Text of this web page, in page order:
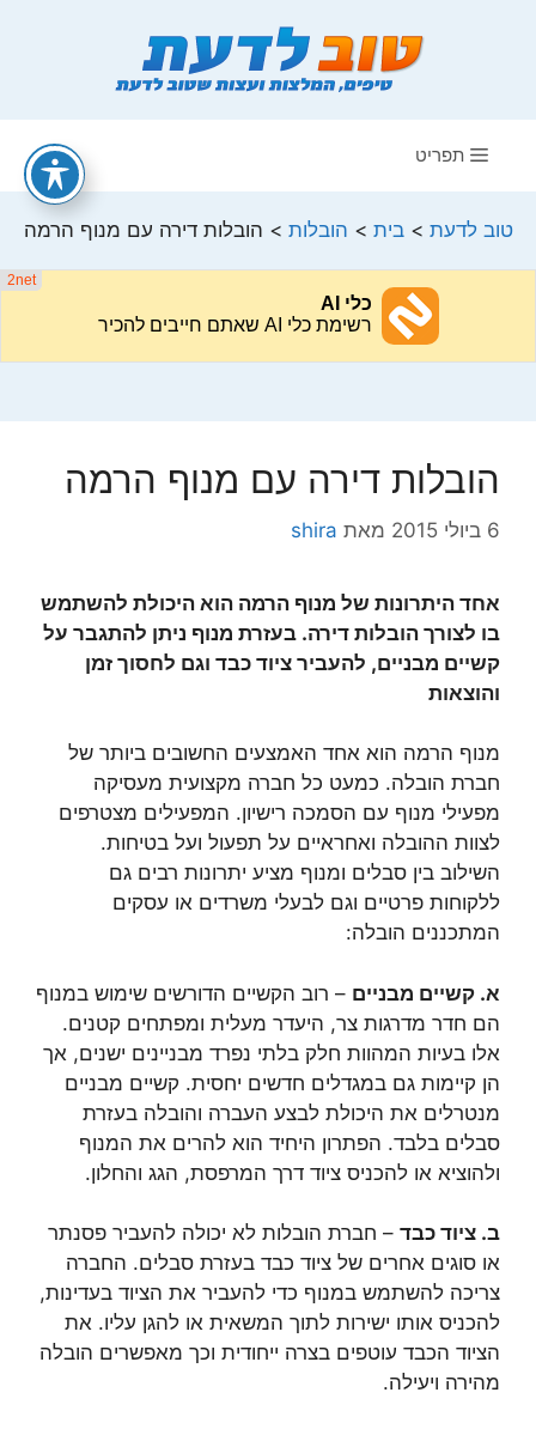
תפריט
טוב לדעת >בית > הובלות > הובלות דירה עם מנוף הרמה
הובלות דירה עם מנוף הרמה
6 ביולי 2015 מאת shira
אחד היתרונות של מנוף הרמה הוא היכולת להשתמש
בו לצורך הובלות דירה. בעזרת מנוף ניתן להתגבר על
קשיים מבניים, להעביר ציוד כבד וגם לחסוך זמן
והוצאות
מנוף הרמה הוא אחד האמצעים החשובים ביותר של
חברת הובלה. כמעט כל חברה מקצועית מעסיקה
מפעילי מנוף עם הסמכה רישיון. המפעילים מצטרפים
לצוות ההובלה ואחראיים על תפעול ועל בטיחות.
השילוב בין סבלים ומנוף מציע יתרונות רבים גם
ללקוחות פרטיים וגם לבעלי משרדים או עסקים
המתכננים הובלה:
א. קשיים מבניים – רוב הקשיים הדורשים שימוש במנוף
הם חדר מדרגות צר, היעדר מעלית ומפתחים קטנים.
אלו בעיות המהוות חלק בלתי נפרד מבניינים ישנים, אך
הן קיימות גם במגדלים חדשים יחסית. קשיים מבניים
מנטרלים את היכולת לבצע העברה והובלה בעזרת
סבלים בלבד. הפתרון היחיד הוא להרים את המנוף
ולהוציא או להכניס ציוד דרך המרפסת, הגג והחלון.
ב. ציוד כבד – חברת הובלות לא יכולה להעביר פסנתר
או סוגים אחרים של ציוד כבד בעזרת סבלים. החברה
צריכה להשתמש במנוף כדי להעביר את הציוד בעדינות,
להכניס אותו ישירות לתוך המשאית או להגן עליו. את
הציוד הכבד עוטפים בצרה ייחודית וכך מאפשרים הובלה
מהירה ויעילה.